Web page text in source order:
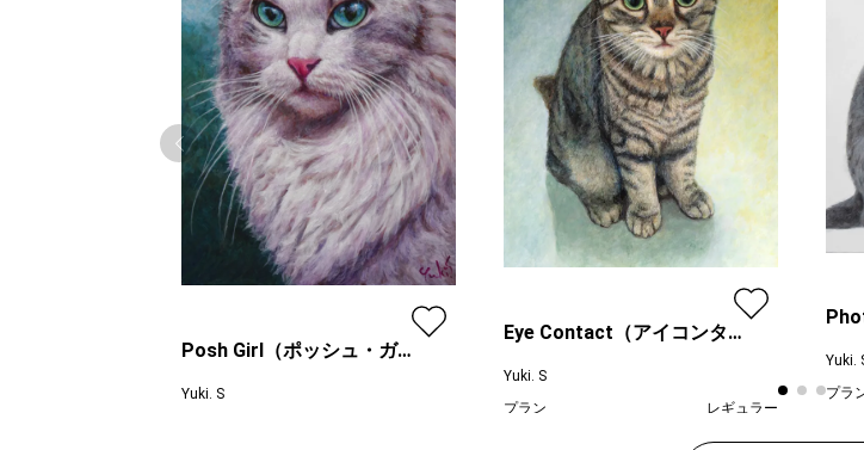
Posh Girl（ポッシュ・ガー
Yuki. S
Eye Contact（アイコンタク
Yuki. S
プラン
レギュラー
¥ 52,000
Yuki.
プラ